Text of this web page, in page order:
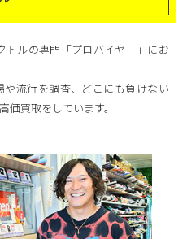
トルの専門「プロバイヤー」にお
流行を調査、どこにも負けない
価買取をしています。